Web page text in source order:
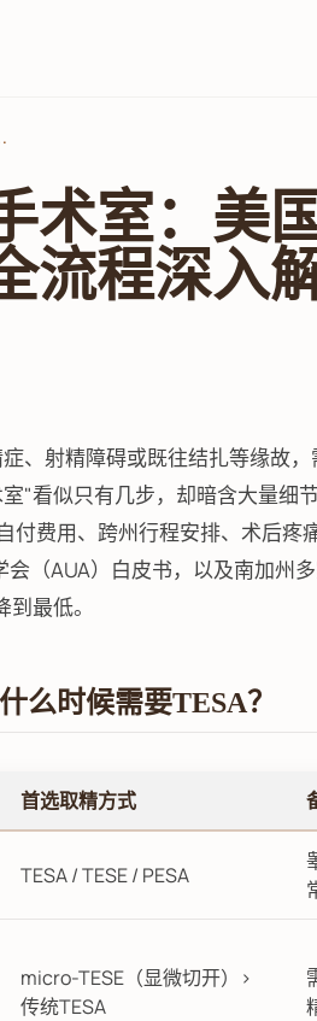
术室：美
流程深入
、射精障碍或既往结扎等缘故
"看似只有几步，却暗含大量细
付费用、跨州行程安排、术后疼
会（AUA）白皮书，以及南加
最低。
时候需要TESA？
首选取精方式
TESA / TESE / PESA
micro-TESE（显微切开）>
传统TESA